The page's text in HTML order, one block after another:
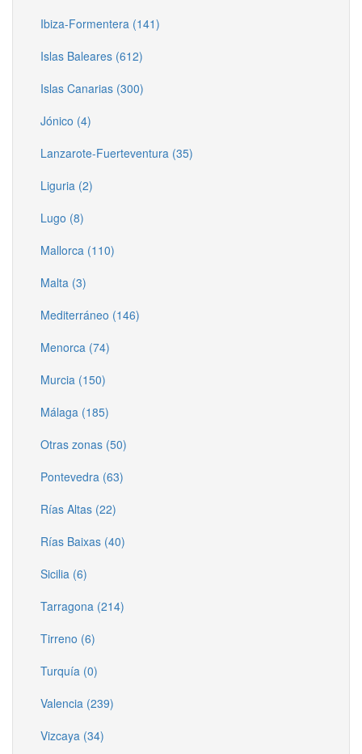
Ibiza-Formentera (141)
Islas Baleares (612)
Islas Canarias (300)
Jónico (4)
Lanzarote-Fuerteventura (35)
Liguria (2)
Lugo (8)
Mallorca (110)
Malta (3)
Mediterráneo (146)
Menorca (74)
Murcia (150)
Málaga (185)
Otras zonas (50)
Pontevedra (63)
Rías Altas (22)
Rías Baixas (40)
Sicilia (6)
Tarragona (214)
Tirreno (6)
Turquía (0)
Valencia (239)
Vizcaya (34)